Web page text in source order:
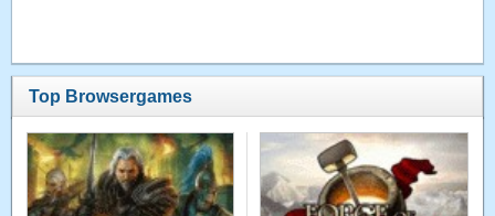
Top Browsergames